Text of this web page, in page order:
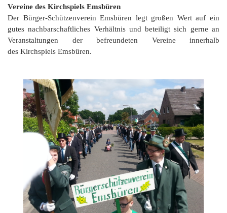
Vereine des Kirchspiels Emsbüren
Der Bürger-Schützenverein Emsbüren legt großen Wert auf ein
gutes nachbarschaftliches Verhältnis und beteiligt sich gerne an
Veranstaltungen der befreundeten Vereine innerhalb
des Kirchspiels Emsbüren.